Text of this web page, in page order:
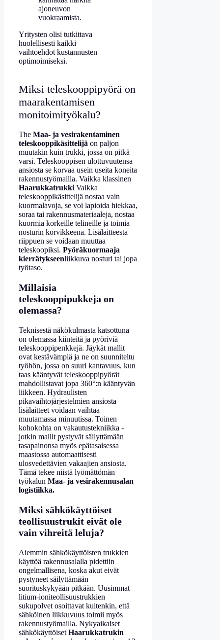
ajoneuvon
vuokraamista.
Yritysten olisi tutkittava
huolellisesti kaikki
vaihtoehdot kustannusten
optimoimiseksi.
Miksi teleskooppipyörä on
maarakentamisen
monitoimityökalu?
The Maa- ja vesirakentaminen
teleskooppikäsittelijä on paljon
muutakin kuin trukki, jossa on pitkä
varsi. Teleskooppisen ulottuvuutensa
ansiosta se korvaa usein useita koneita
rakennustyömailla. Vaikka klassinen
Haarukkatrukki Vaikka
teleskooppikäsittelijä nostaa vain
kuormalavoja, se voi lapioida hiekkaa,
soraa tai rakennusmateriaaleja, nostaa
kuormia korkeille telineille ja toimia
nosturin korvikkeena. Lisälaitteesta
riippuen se voidaan muuttaa
teleskoopiksi. Pyöräkuormaaja
kierrätykseenliikkuva nosturi tai jopa
työtaso.
Millaisia
teleskooppipukkeja on
olemassa?
Teknisestä näkökulmasta katsottuna
on olemassa kiinteitä ja pyöriviä
teleskooppipenkkejä. Jäykät mallit
ovat kestävämpiä ja ne on suunniteltu
työhön, jossa on suuri kantavuus, kun
taas kääntyvät teleskooppipyörät
mahdollistavat jopa 360°:n kääntyvän
liikkeen. Hydraulisten
pikavaihtojärjestelmien ansiosta
lisälaitteet voidaan vaihtaa
muutamassa minuutissa. Toinen
kohokohta on vakautustekniikka -
jotkin mallit pystyvät säilyttämään
tasapainonsa myös epätasaisessa
maastossa automaattisesti
ulosvedettävien vakaajien ansiosta.
Tämä tekee niistä lyömättömän
työkalun Maa- ja vesirakennusalan
logistiikka.
Miksi sähkökäyttöiset
teollisuustrukit eivät ole
vain vihreitä leluja?
Aiemmin sähkökäyttöisten trukkien
käyttöä rakennusalalla pidettiin
ongelmallisena, koska akut eivät
pystyneet säilyttämään
suorituskykyään pitkään. Uusimmat
litium-ioniteollisuustrukkien
sukupolvet osoittavat kuitenkin, että
sähköinen liikkuvuus toimii myös
rakennustyömailla. Nykyaikaiset
sähkökäyttöiset Haarukkatrukin